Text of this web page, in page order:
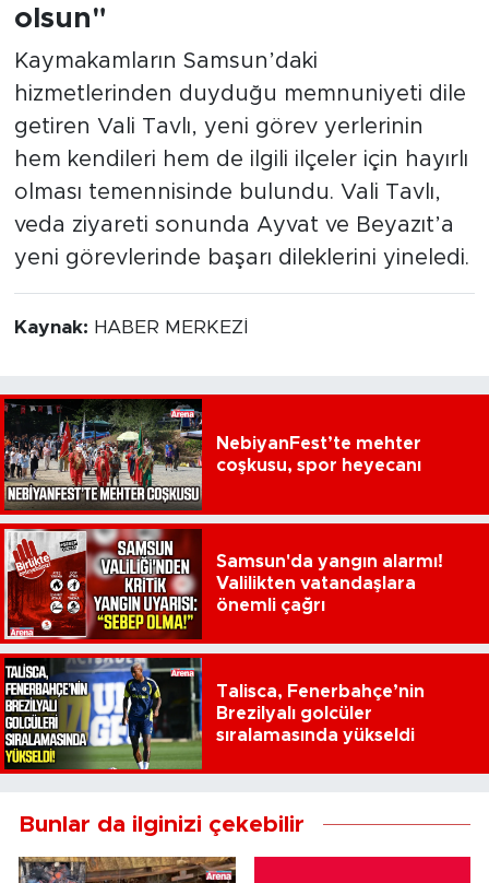
olsun"
Kaymakamların Samsun’daki
hizmetlerinden duyduğu memnuniyeti dile
getiren Vali Tavlı, yeni görev yerlerinin
hem kendileri hem de ilgili ilçeler için hayırlı
olması temennisinde bulundu. Vali Tavlı,
veda ziyareti sonunda Ayvat ve Beyazıt’a
yeni görevlerinde başarı dileklerini yineledi.
Kaynak: HABER MERKEZİ
NebiyanFest’te mehter
coşkusu, spor heyecanı
Samsun'da yangın alarmı!
Valilikten vatandaşlara
önemli çağrı
Talisca, Fenerbahçe’nin
Brezilyalı golcüler
sıralamasında yükseldi
Bunlar da ilginizi çekebilir